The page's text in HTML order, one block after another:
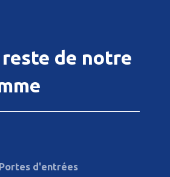
reste de notre
Portes d'entrées